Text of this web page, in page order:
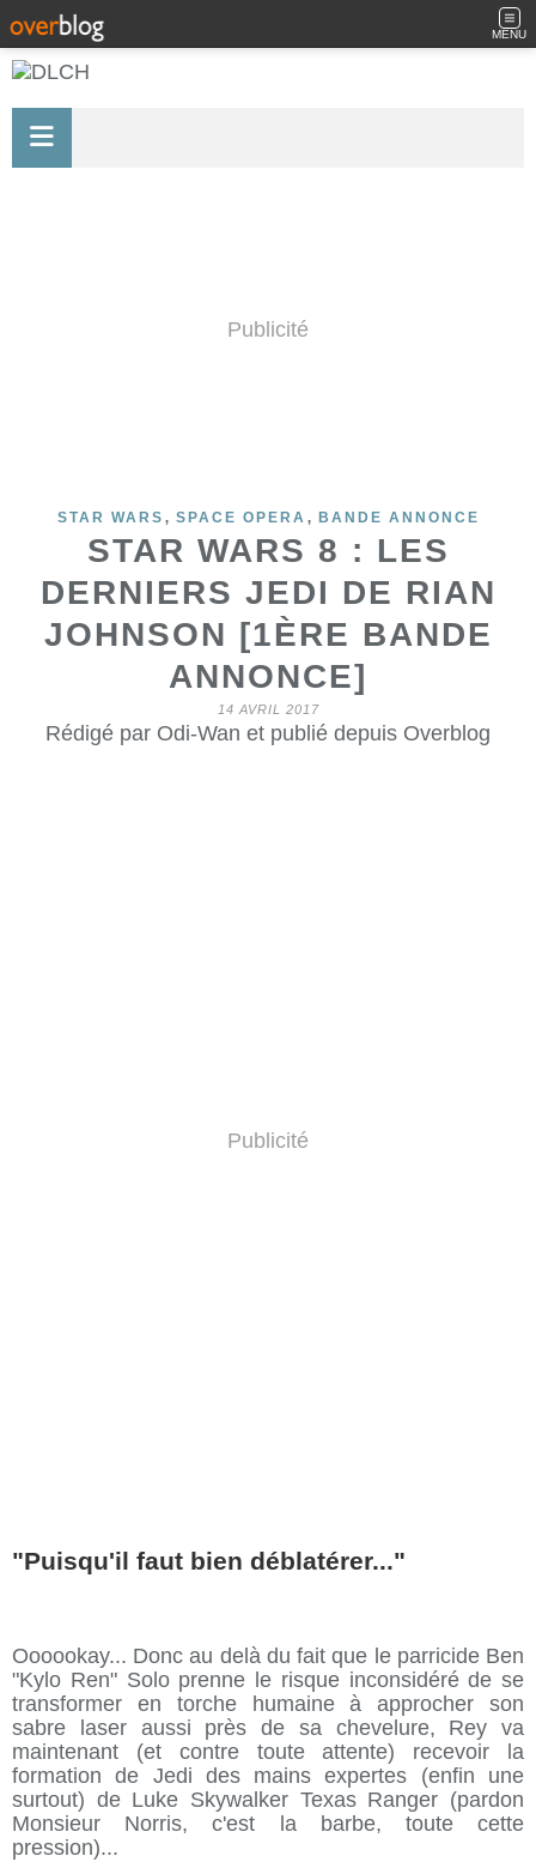
MENU
Publicité
STAR WARS , SPACE OPERA , BANDE ANNONCE
STAR WARS 8 : LES
DERNIERS JEDI DE RIAN
JOHNSON [1ÈRE BANDE
ANNONCE]
14 AVRIL 2017
Rédigé par Odi-Wan et publié depuis Overblog
Publicité
"Puisqu'il faut bien déblatérer..."
Oooookay... Donc au delà du fait que le parricide Ben
"Kylo Ren" Solo prenne le risque inconsidéré de se
transformer en torche humaine à approcher son
sabre laser aussi près de sa chevelure, Rey va
maintenant (et contre toute attente) recevoir la
formation de Jedi des mains expertes (enfin une
surtout) de Luke Skywalker Texas Ranger (pardon
Monsieur Norris, c'est la barbe, toute cette
pression)...